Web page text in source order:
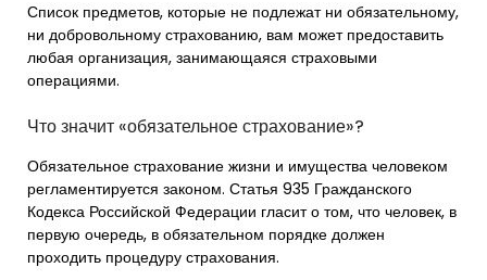
Список предметов, которые не подлежат ни обязательному,
ни добровольному страхованию, вам может предоставить
любая организация, занимающаяся страховыми
операциями.
Что значит «обязательное страхование»?
Обязательное страхование жизни и имущества человеком
регламентируется законом. Статья 935 Гражданского
Кодекса Российской Федерации гласит о том, что человек, в
первую очередь, в обязательном порядке должен
проходить процедуру страхования.